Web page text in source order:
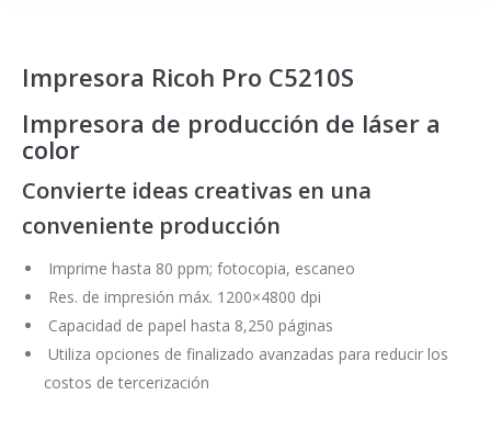
Impresora Ricoh Pro C5210S
Impresora de producción de láser a
color
Convierte ideas creativas en una
conveniente producción
Imprime hasta 80 ppm; fotocopia, escaneo
Res. de impresión máx. 1200×4800 dpi
Capacidad de papel hasta 8,250 páginas
Utiliza opciones de finalizado avanzadas para reducir los
costos de tercerización